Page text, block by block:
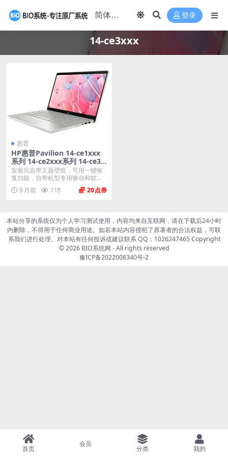
登录
14-ce3xxx
惠普
HP惠普Pavilion 14-ce1xxx
系列 14-ce2xxx系列 14-ce3x
xx系列 Windows10家庭中文
版 原厂oem系统
安装完自带主题壁纸，可用一键恢
复功能，自带机型专用驱动和软
件，将电脑恢复到出厂时...
9 月前 118 20
本站分享的系统仅为个人学习测试使用，内容均来自互联网，请在下载后24小时
内删除，不得用于任何商业用途。如若本站内容侵犯了原著者的合法权益，可联
系我们进行处理。对本站有任何投诉或建议联系 QQ：1026247465 Copyright
© 2026 BIO系统网 - All rights reserved
豫ICP备2022008340号-2
首页
会员
分类 我的